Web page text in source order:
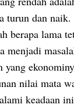
turun dan naik.
berapa lama
menjadi
yang
nilai mata
keadaan